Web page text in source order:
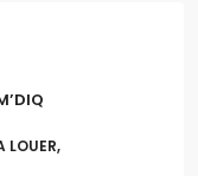
LOUER,